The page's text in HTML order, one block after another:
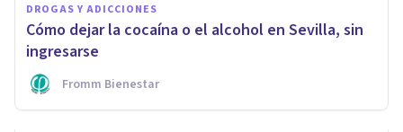
DROGAS Y ADICCIONES
Cómo dejar la cocaína o el alcohol en Sevilla, sin
ingresarse
Fromm Bienestar